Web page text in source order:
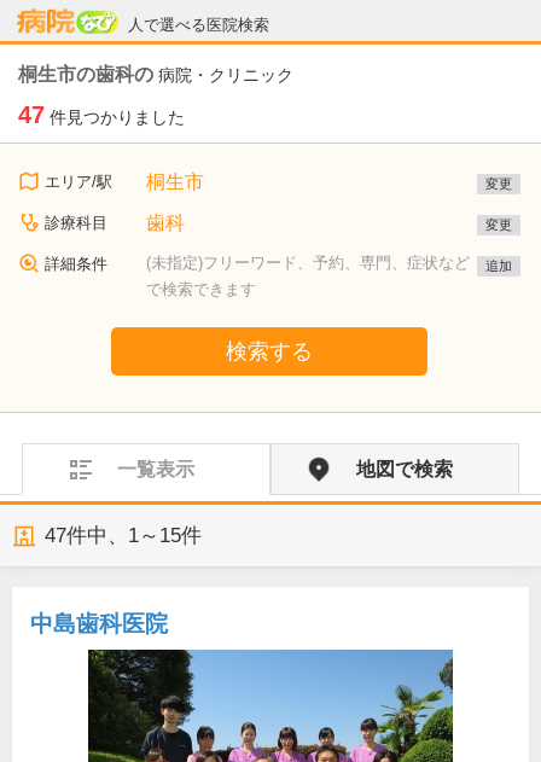
人で選べる医院検索
病院なび
桐生市の歯科の 病院・クリニック
47 件見つかりました
エリア/駅 桐生市 変更
診療科目 歯科 変更
詳細条件
(未指定)フリーワード、予約、専門、症状など
で検索できます
追加
検索する
一覧表示 地図で検索
47件中、 1～15件
中島歯科医院